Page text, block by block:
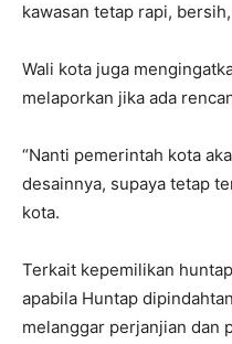
kawasan tetap rapi,
Wali kota juga
melaporkan jika ada
“Nanti pemerintah kota
desainnya, supaya tetap
kota.
Terkait kepemilikan
apabila Huntap
melanggar perjanjian dan